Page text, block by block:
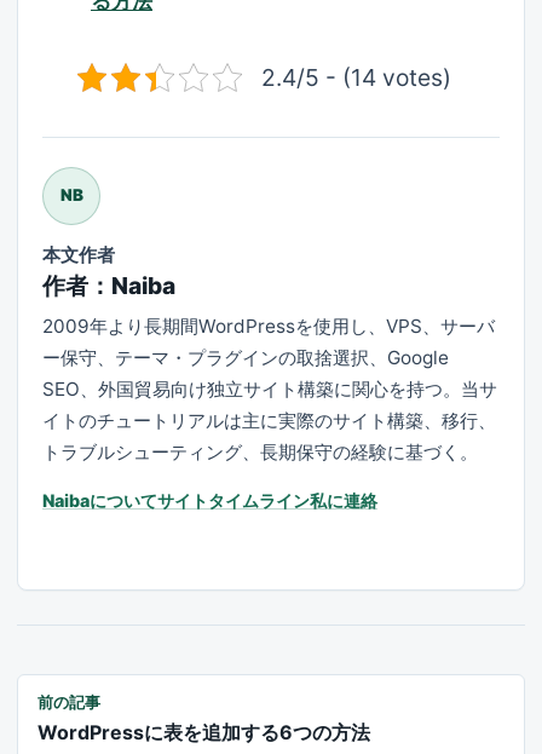
2.4/5 - (14 votes)
NB
本文作者
作者：Naiba
2009年より長期間WordPressを使用し、VPS、サーバ
ー保守、テーマ・プラグインの取捨選択、Google
SEO、外国貿易向け独立サイト構築に関心を持つ。当サ
イトのチュートリアルは主に実際のサイト構築、移行、
トラブルシューティング、長期保守の経験に基づく。
Naibaについてサイトタイムライン私に連絡
前の記事
WordPressに表を追加する6つの方法